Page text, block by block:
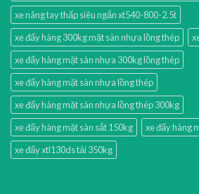
xe nâng tay thấp siêu ngắn xt540-800-2.5t
xe đẩy hàng 300kg mặt sàn nhựa lồng thép
xe đẩy hàng mặt sàn nhựa 300kg lồng thép
xe đẩy hàng mặt sàn nhựa lồng thép
xe đẩy hàng mặt sàn nhựa lồng thép 300kg
xe đẩy hàng mặt sàn sắt 150kg
xe đẩy hàng
xe đẩy xtl130ds tải 350kg